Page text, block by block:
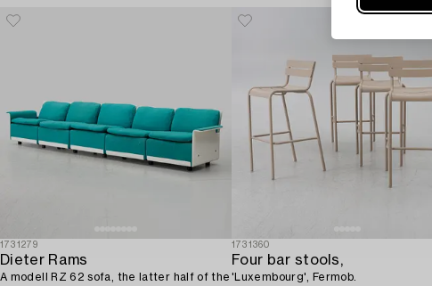
1731279
Dieter Rams
A modell RZ 62 sofa, the latter half of the
1731360
Four bar stools,
'Luxembourg', Fermob.